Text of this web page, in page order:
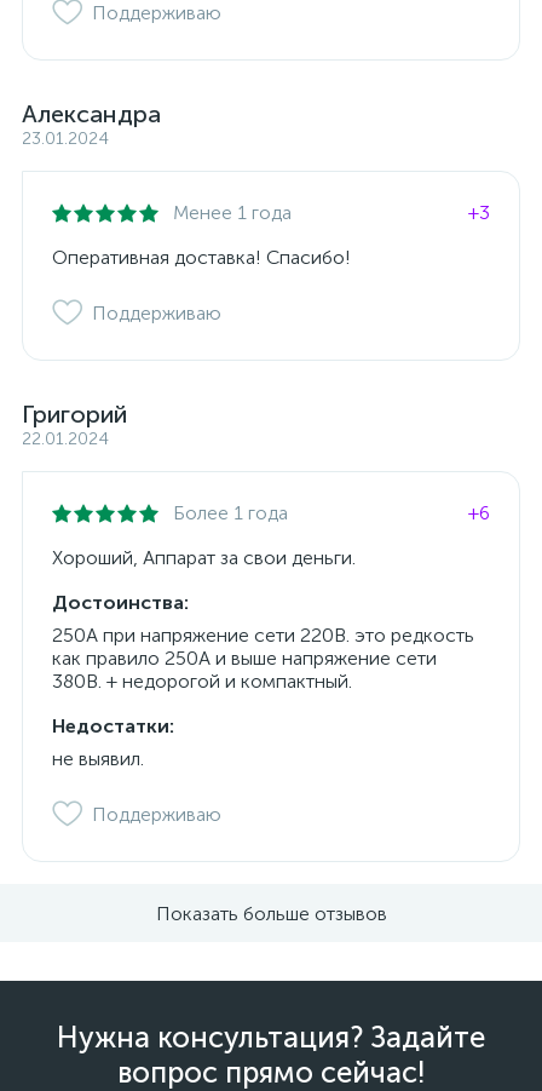
Поддерживаю
Александра
23.01.2024
Менее 1 года
+3
Оперативная доставка! Спасибо!
Поддерживаю
Григорий
22.01.2024
Более 1 года
+6
Хороший, Аппарат за свои деньги.
Достоинства:
250А при напряжение сети 220В. это редкость
как правило 250А и выше напряжение сети
380В. + недорогой и компактный.
Недостатки:
не выявил.
Поддерживаю
Показать больше отзывов
Нужна консультация? Задайте
вопрос прямо сейчас!